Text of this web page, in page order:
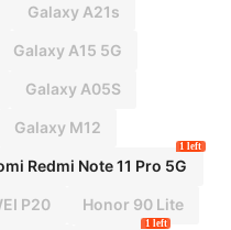
Galaxy A21s
Galaxy A15 5G
Galaxy A05S
Galaxy M12
Xiaomi Redmi Note 11 Pro 5G
1 left
P20 Honor 90 Lite
1 left